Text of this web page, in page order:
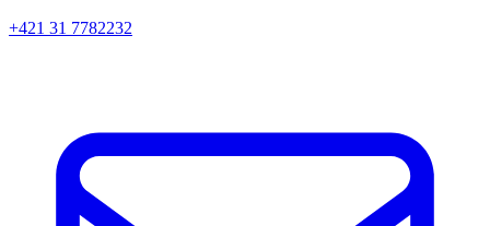
+421 31 7782232